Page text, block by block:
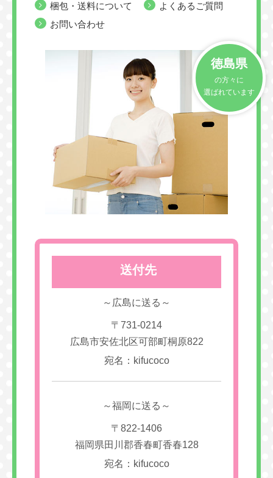
梱包・送料について
よくあるご質問
お問い合わせ
徳島県
の方々に
選ばれています
送付先
～広島に送る～
〒731-0214
広島市安佐北区可部町桐原822
宛名：kifucoco
～福岡に送る～
〒822-1406
福岡県田川郡香春町香春128
宛名：kifucoco